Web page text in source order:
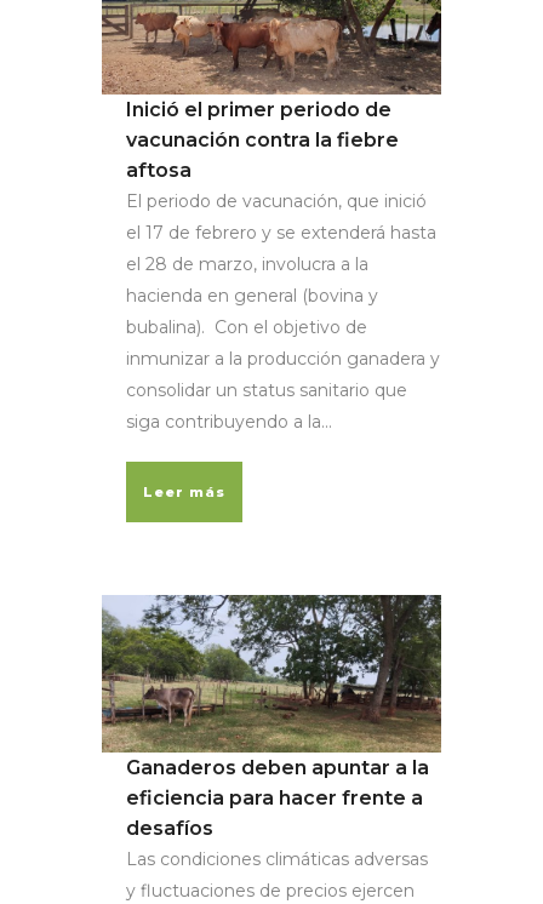
Inició el primer periodo de
vacunación contra la fiebre
aftosa
El periodo de vacunación, que inició
el 17 de febrero y se extenderá hasta
el 28 de marzo, involucra a la
hacienda en general (bovina y
bubalina). Con el objetivo de
inmunizar a la producción ganadera y
consolidar un status sanitario que
siga contribuyendo a la...
Leer más
Ganaderos deben apuntar a la
eficiencia para hacer frente a
desafíos
Las condiciones climáticas adversas
y fluctuaciones de precios ejercen